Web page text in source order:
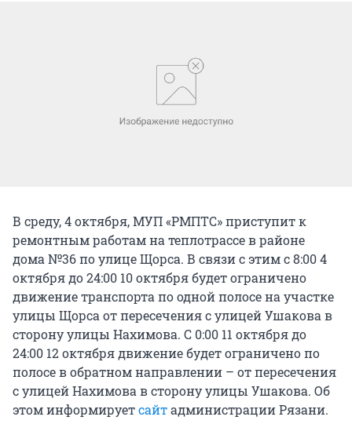
В среду, 4 октября, МУП «РМПТС» приступит к
ремонтным работам на теплотрассе в районе
дома №36 по улице Щорса. В связи с этим с 8:00 4
октября до 24:00 10 октября будет ограничено
движение транспорта по одной полосе на участке
улицы Щорса от пересечения с улицей Ушакова в
сторону улицы Нахимова. С 0:00 11 октября до
24:00 12 октября движение будет ограничено по
полосе в обратном направлении – от пересечения
с улицей Нахимова в сторону улицы Ушакова. Об
этом информируетсайтадминистрации Рязани.